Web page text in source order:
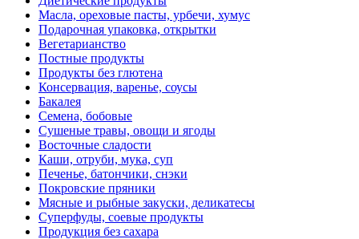
Масла, ореховые пасты, урбечи, хумус
Подарочная упаковка, открытки
Вегетарианство
Постные продукты
Продукты без глютена
Консервация, варенье, соусы
Бакалея
Семена, бобовые
Сушеные травы, овощи и ягоды
Восточные сладости
Каши, отруби, мука, суп
Печенье, батончики, снэки
Покровские пряники
Мясные и рыбные закуски, деликатесы
Суперфуды, соевые продукты
Продукция без сахара